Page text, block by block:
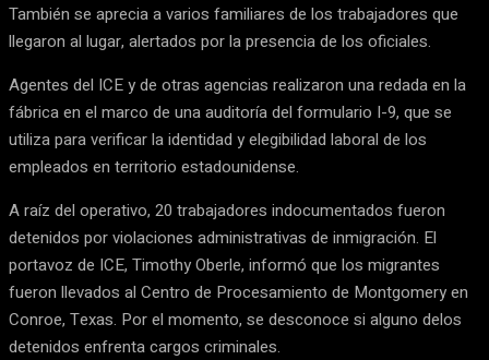
También se aprecia a varios familiares de los trabajadores que
llegaron al lugar, alertados por la presencia de los oficiales.
Agentes del ICE y de otras agencias realizaron una redada en la
fábrica en el marco de una auditoría del formulario I-9, que se
utiliza para verificar la identidad y elegibilidad laboral de los
empleados en territorio estadounidense.
A raíz del operativo, 20 trabajadores indocumentados fueron
detenidos por violaciones administrativas de inmigración. El
portavoz de ICE, Timothy Oberle, informó que los migrantes
fueron llevados al Centro de Procesamiento de Montgomery en
Conroe, Texas. Por el momento, se desconoce si alguno delos
detenidos enfrenta cargos criminales.